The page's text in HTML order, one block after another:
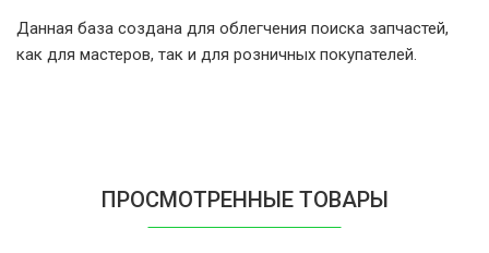
Ariston ARTF104EU/E (73769178700)
Ariston ARTF104EU/HA
Данная база создана для облегчения поиска запчастей,
как для мастеров, так и для розничных покупателей.
ПРОСМОТРЕННЫЕ ТОВАРЫ